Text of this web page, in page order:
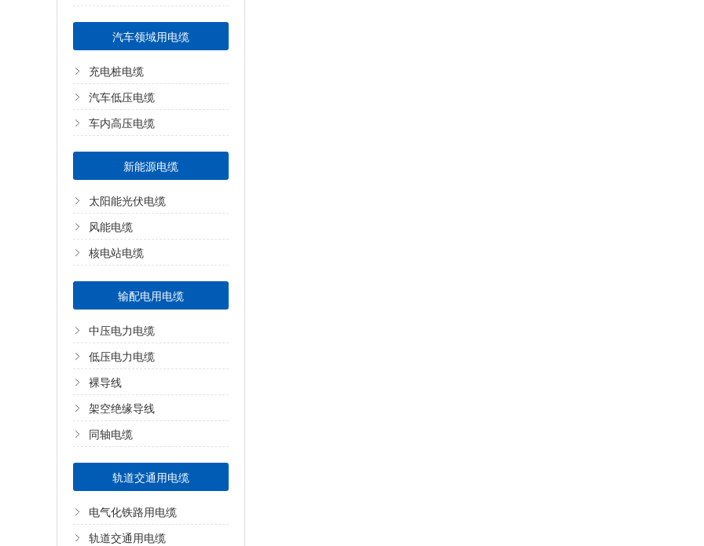
汽车领域用电缆
充电桩电缆
汽车低压电缆
车内高压电缆
新能源电缆
太阳能光伏电缆
风能电缆
核电站电缆
输配电用电缆
中压电力电缆
低压电力电缆
裸导线
架空绝缘导线
同轴电缆
轨道交通用电缆
电气化铁路用电缆
轨道交通用电缆